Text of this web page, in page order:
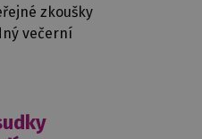
zkoušky
večerní